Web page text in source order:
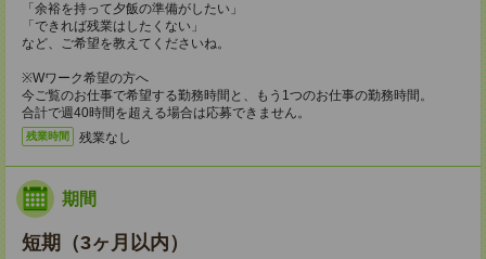
「余裕を持って夕飯の準備がしたい」
「できれば残業はしたくない」
など、ご希望を教えてくださいね。
※Wワーク希望の方へ
今ご覧のお仕事で希望する勤務時間と、もう1つのお仕事の勤務時間。
合計で週40時間を超える場合は応募できません。
残業時間 残業なし
期間
短期（3ヶ月以内）